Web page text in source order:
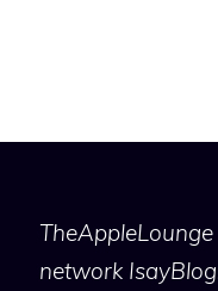
TheAppleLounge
network